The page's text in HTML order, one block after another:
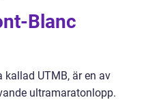
Blanc
kallad UTMB, är en av
ultramaratonlopp.